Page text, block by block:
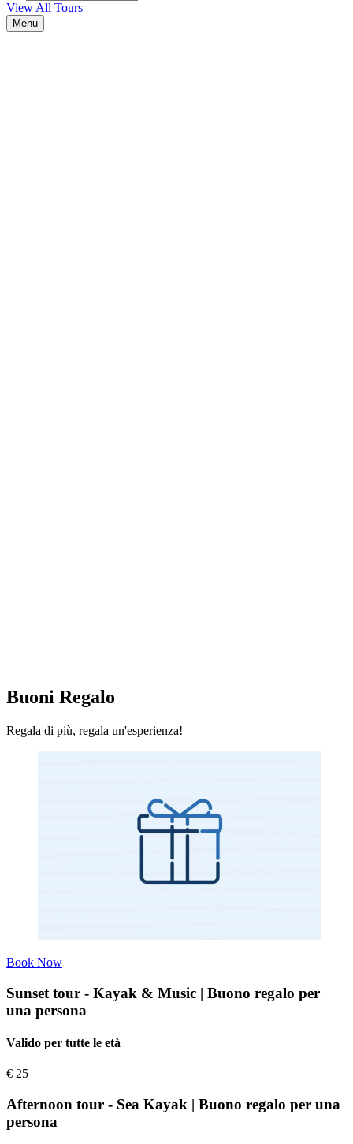
View All Tours
Menu
Buoni Regalo
Regala di più, regala un'esperienza!
Book Now
Sunset tour - Kayak & Music | Buono regalo per
una persona
Valido per tutte le età
€ 25
Afternoon tour - Sea Kayak | Buono regalo per una
persona